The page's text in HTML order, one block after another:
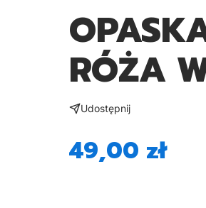
RÓŻA
Udostępnij
Cena
49,00 zł